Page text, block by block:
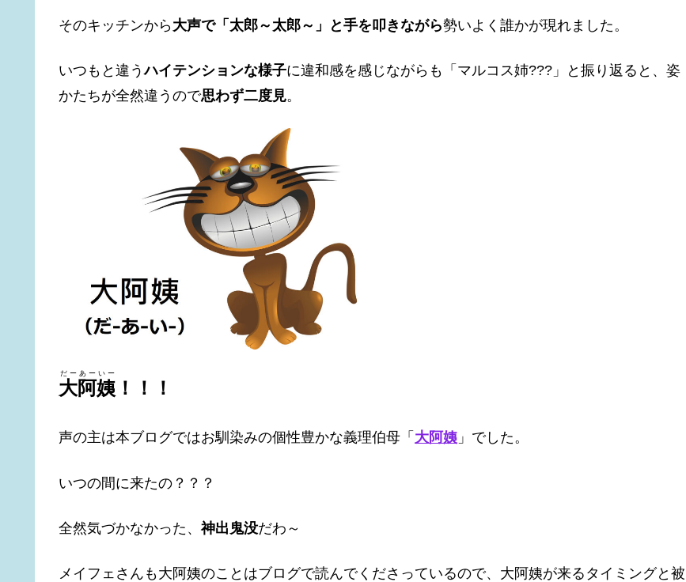
そのキッチンから大声で「太郎～太郎～」と手を叩きながら勢いよく誰かが現れました。
いつもと違うハイテンションな様子に違和感を感じながらも「マルコス姉???」と振り返ると、姿
かたちが全然違うので思わず二度見。
大阿姨
だーあーいー
！！！
声の主は本ブログではお馴染みの個性豊かな義理伯母「 大阿姨 」でした。
いつの間に来たの？？？
全然気づかなかった、 神出鬼没だわ～
メイフェさんも大阿姨のことはブログで読んでくださっているので、大阿姨が来るタイミングと被